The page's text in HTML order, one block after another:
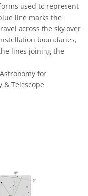
used to represent
line marks the
across the sky over
boundaries,
lines joining the
for
& Telescope
Attribution 4.0